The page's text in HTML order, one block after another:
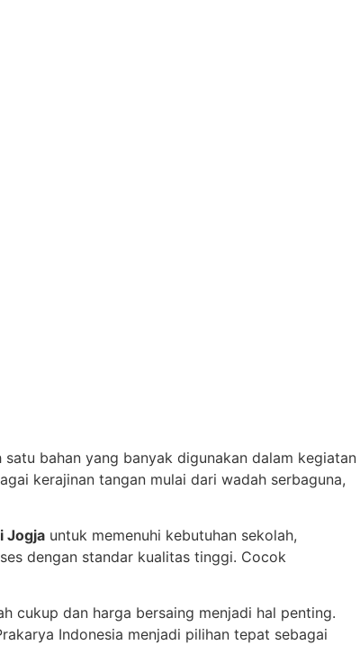
bahan yang banyak digunakan dalam kegiatan
kerajinan tangan mulai dari wadah serbaguna,
Jogja untuk memenuhi kebutuhan sekolah,
dengan standar kualitas tinggi. Cocok
cukup dan harga bersaing menjadi hal penting.
Indonesia menjadi pilihan tepat sebagai